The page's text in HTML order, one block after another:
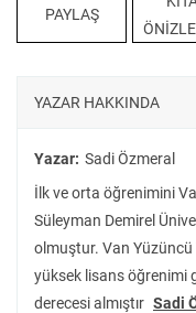
Yahudi göçünün;
mücadelesi, Osmanlı
vardır. Bu kitap, bu
statüsüne giren
dışı uygulamasının iç
“mağduriyet” söylemi
geniş bir perspektifle
kaynakçaya dayanan
PAYLAŞ
YAZAR HAKKINDA
Yazar: Sadi Özmeral
İlk ve orta öğrenimini
Süleyman Demirel
olmuştur. Van Yüzüncü
yüksek lisans öğrenimi
derecesi almıştır Sadi